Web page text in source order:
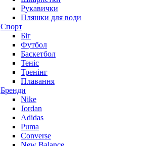
Рукавички
Пляшки для води
Спорт
Біг
Футбол
Баскетбол
Теніс
Тренінг
Плавання
Бренди
Nike
Jordan
Adidas
Puma
Converse